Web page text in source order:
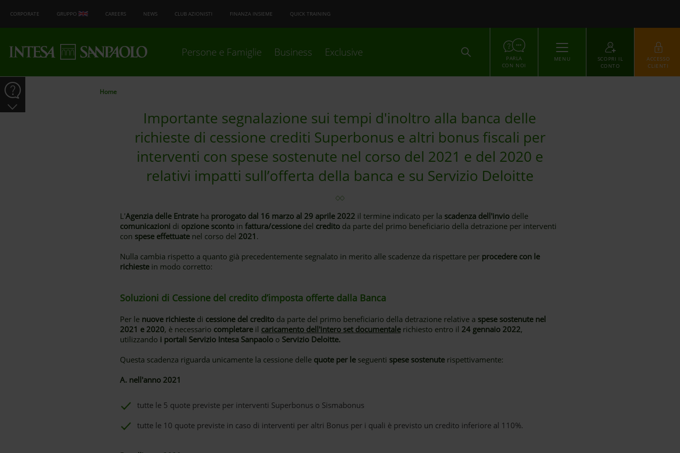
CORPORATE GRUPPO CAREERS NEWS CLUB AZIONISTI FINANZA INSIEME QUICK TRAINING
Persone e Famiglie Business Exclusive ACCEDI
PARLA
CON NOI
MENU
SCOPRI IL
CONTO
ACCESSO
CLIENTI
Home
Importante segnalazione sui tempi d'inoltro alla banca delle
richieste di cessione crediti Superbonus e altri bonus fiscali per
interventi con spese sostenute nel corso del 2021 e del 2020 e
relativi impatti sull’offerta della banca e su Servizio Deloitte
L'Agenzia delle Entrateha prorogato dal 16 marzo al 29 aprile 2022il termine indicato per la scadenza dell'inviodelle
comunicazioni di opzione scontoin fattura/cessionedel creditoda parte del primo beneficiario della detrazione per interventi
con spese effettuatenel corso del 2021 .
Nulla cambia rispetto a quanto già precedentemente segnalato in merito alle scadenze da rispettare per procedere con le
richiestein modo corretto:
Soluzioni di Cessione del credito d’imposta offerte dalla Banca
Per le nuove richiestedi cessione del credito da parte del primo beneficiario della detrazione relative a spese sostenute nel
2021 e 2020, è necessario completareil caricamento dell'intero set documentalerichiesto entro il 24 gennaio 2022,
utilizzando i portali Servizio Intesa Sanpaolo o Servizio Deloitte.
Questa scadenza riguarda unicamente la cessione delle quote per leseguenti spese sostenuterispettivamente:
A. nell'anno 2021
tutte le 5 quote previste per interventi Superbonus o Sismabonus
tutte le 10 quote previste in caso di interventi per altri Bonus per i quali è previsto un credito inferiore al 110%.